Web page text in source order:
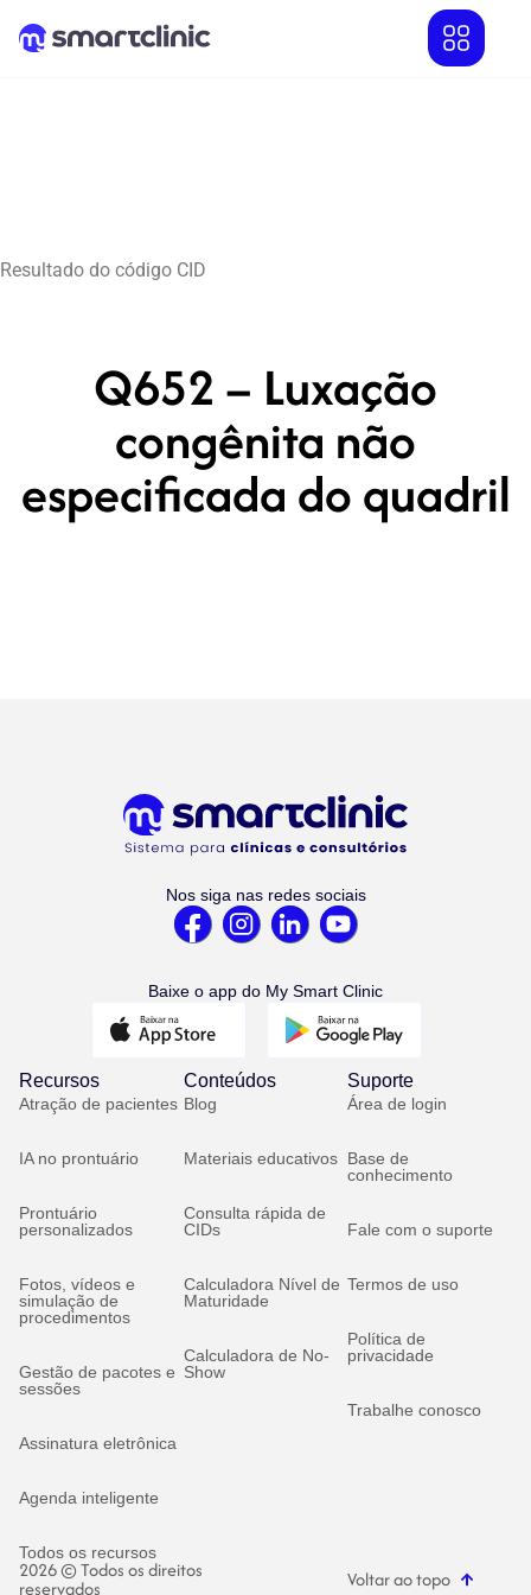
Resultado do código CID
Q652 – Luxação
congênita não
especificada do quadril
Nos siga nas redes sociais
Baixe o app do My Smart Clinic
Recursos
Atração de pacientes
IA no prontuário
Prontuário
personalizados
Fotos, vídeos e
simulação de
procedimentos
Gestão de pacotes e
sessões
Assinatura eletrônica
Agenda inteligente
Todos os recursos
Conteúdos
Blog
Materiais educativos
Consulta rápida de
CIDs
Calculadora Nível de
Maturidade
Calculadora de No-
Show
Suporte
Área de login
Base de
conhecimento
Fale com o suporte
Termos de uso
Política de
privacidade
Trabalhe conosco
2026 © Todos os direitos
reservados Voltar ao topo